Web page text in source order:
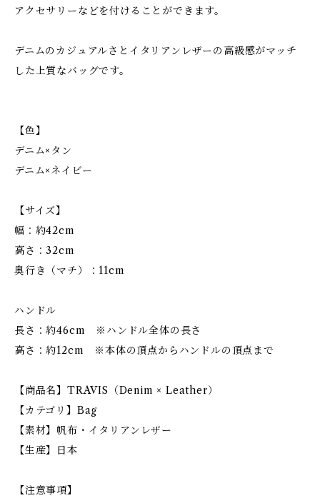
アクセサリーなどを付けることができます。
デニムのカジュアルさとイタリアンレザーの高級感がマッチ
した上質なバッグです。
【色】
デニム×タン
デニム×ネイビー
【サイズ】
幅：約42cm
高さ：32cm
奥行き（マチ）：11cm
ハンドル
長さ：約46cm ※ハンドル全体の長さ
高さ：約12cm ※本体の頂点からハンドルの頂点まで
【商品名】TRAVIS（Denim × Leather）
【カテゴリ】Bag
【素材】帆布・イタリアンレザー
【生産】日本
【注意事項】